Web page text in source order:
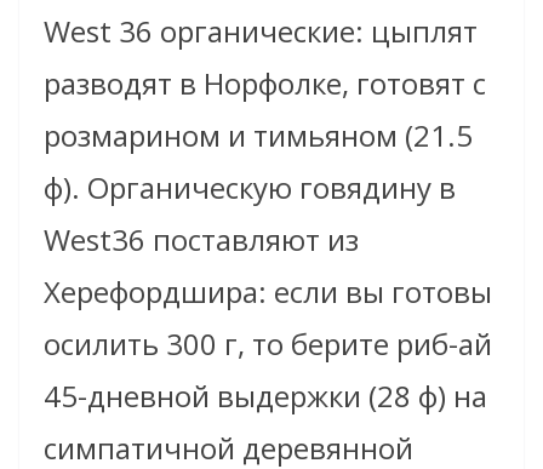
West 36 органические: цыплят
разводят в Норфолке, готовят с
розмарином и тимьяном (21.5
ф). Органическую говядину в
West36 поставляют из
Херефордшира: если вы готовы
осилить 300 г, то берите риб-ай
45-дневной выдержки (28 ф) на
симпатичной деревянной